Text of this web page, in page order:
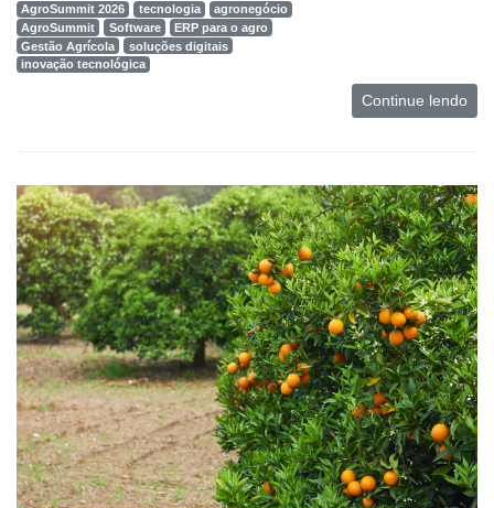
AgroSummit 2026
tecnologia
agronegócio
AgroSummit
Software
ERP para o agro
Gestão Agrícola
soluções digitais
inovação tecnológica
Continue lendo